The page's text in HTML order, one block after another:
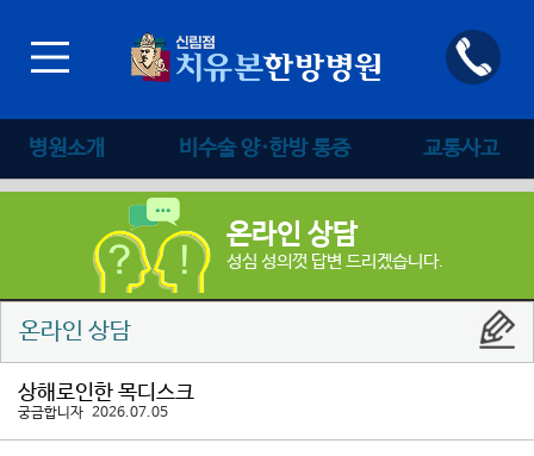
병원소개 비수술 양·한방 통증 교통사고
온라인 상담
성심 성의껏 답변 드리겠습니다.
온라인 상담
상해로인한 목디스크
궁금합니자 2026.07.05